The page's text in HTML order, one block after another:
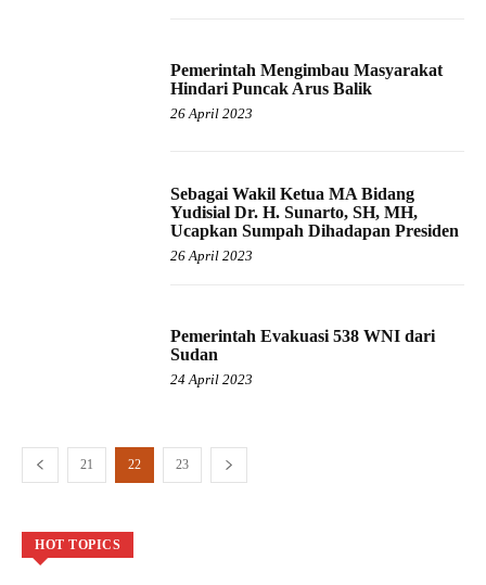
Pemerintah Mengimbau Masyarakat
Hindari Puncak Arus Balik
26 April 2023
Sebagai Wakil Ketua MA Bidang
Yudisial Dr. H. Sunarto, SH, MH,
Ucapkan Sumpah Dihadapan Presiden
26 April 2023
Pemerintah Evakuasi 538 WNI dari
Sudan
24 April 2023
21 22 23
HOT TOPICS